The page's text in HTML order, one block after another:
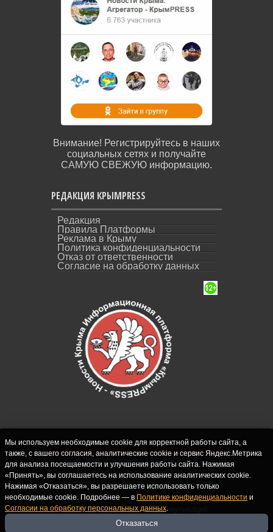
Внимание! Регистрируйтесь в наших
социальных сетях и получайте
САМУЮ СВЕЖУЮ информацию.
РЕДАКЦИЯ КРЫМPRESS
Редакция
Правила Платформы
Реклама в Крыму
Политика конфиденциальности
Отказ от ответственности
Согласие на обработку данных
СИ "Новости Крыма - КрымPRESS".
Свидетельство о регистрации СМИ ЭЛ № ФС
77-62916 выдано Федеральной службой по
надзору в сфере связи, информационных
технологий и массовых коммуникаций
(Роскомнадзор) 10.09.2015. Учредитель и
Мы используем необходимые cookie для корректной работы сайта, а
также, с вашего согласия, аналитические cookie и сервис Яндекс.Метрика
для анализа посещаемости и улучшения работы сайта. Нажимая
«Принять», вы соглашаетесь на использование аналитических cookie.
Нажимая «Отказаться», вы разрешаете использовать только
необходимые cookie. Подробнее — в Политике конфиденциальности и
Согласии на обработку персональных данных.
Отказаться